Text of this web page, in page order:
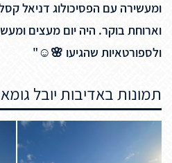
ומעשירה עם הפסיכולוג דניאל
וארוחת בוקר. היה יום מעצים
ולספורטאיות שהגיעו 🌸☺️"
תמונות באדיבות יובל גומא